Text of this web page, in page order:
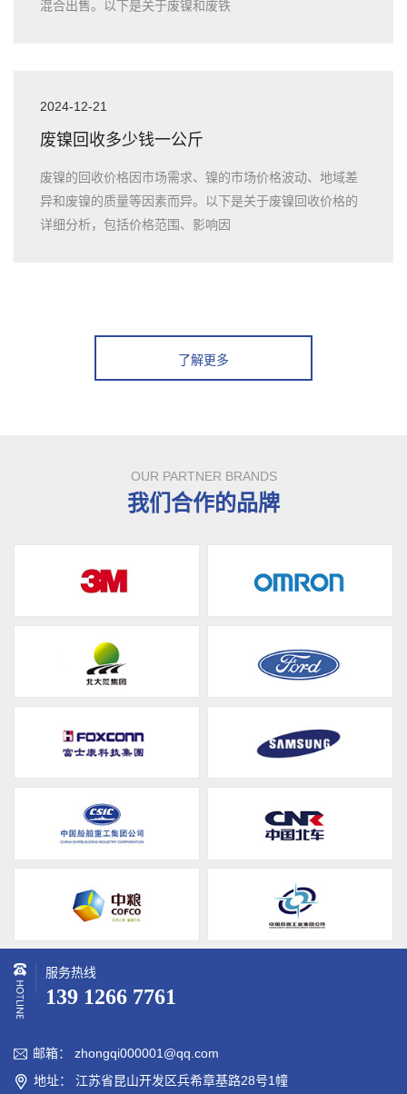
混合出售。以下是关于废镍和废铁
2024-12-21
废镍回收多少钱一公斤
废镍的回收价格因市场需求、镍的市场价格波动、地域差
异和废镍的质量等因素而异。以下是关于废镍回收价格的
详细分析，包括价格范围、影响因
了解更多
OUR PARTNER BRANDS
我们合作的品牌
服务热线
139 1266 7761
 邮箱： zhongqi000001@qq.com
 地址： 江苏省昆山开发区兵希章基路28号1幢